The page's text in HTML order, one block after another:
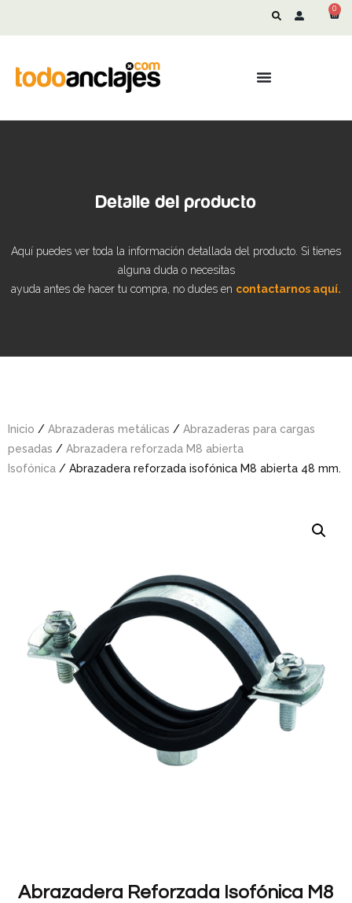
0
Detalle del producto
Aquí puedes ver toda la información detallada del producto. Si tienes
alguna duda o necesitas
ayuda antes de hacer tu compra, no dudes en contactarnos aquí.
Inicio / Abrazaderas metálicas / Abrazaderas para cargas
pesadas / Abrazadera reforzada M8 abierta
Isofónica / Abrazadera reforzada isofónica M8 abierta 48 mm.
Abrazadera Reforzada Isofónica M8